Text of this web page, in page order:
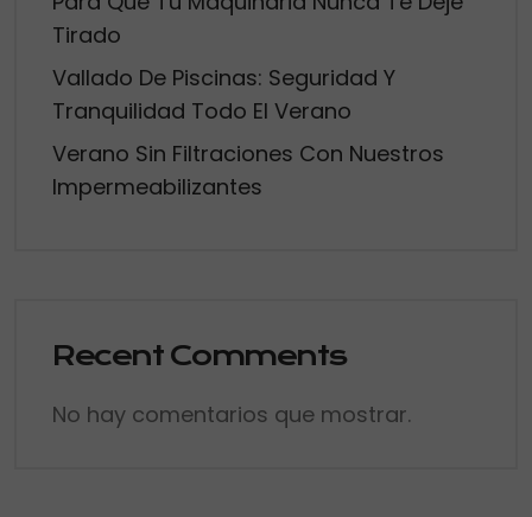
Tirado
Vallado De Piscinas: Seguridad Y
Tranquilidad Todo El Verano
Verano Sin Filtraciones Con Nuestros
Impermeabilizantes
Recent Comments
No hay comentarios que mostrar.